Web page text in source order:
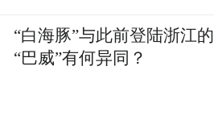
“白海豚”与此前登陆浙江的
“巴威”有何异同？